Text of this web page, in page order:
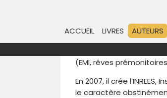
ACCUEIL LIVRES AUTEURS
l’incompréhensible en
toutes les disciplines
connaissances
(EMI, rêves
En 2007, il crée
le caractère